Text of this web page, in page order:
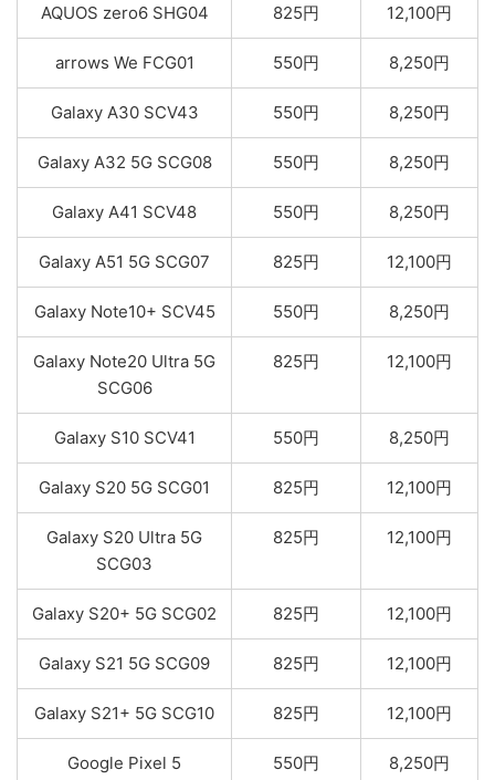
AQUOS zero6 SHG04 825円 12,100円
arrows We FCG01 550円 8,250円
Galaxy A30 SCV43 550円 8,250円
Galaxy A32 5G SCG08 550円 8,250円
Galaxy A41 SCV48 550円 8,250円
Galaxy A51 5G SCG07 825円 12,100円
Galaxy Note10+ SCV45 550円 8,250円
Galaxy Note20 Ultra 5G
SCG06
825円 12,100円
Galaxy S10 SCV41 550円 8,250円
Galaxy S20 5G SCG01 825円 12,100円
Galaxy S20 Ultra 5G
SCG03
825円 12,100円
Galaxy S20+ 5G SCG02 825円 12,100円
Galaxy S21 5G SCG09 825円 12,100円
Galaxy S21+ 5G SCG10 825円 12,100円
Google Pixel 5 550円 8,250円